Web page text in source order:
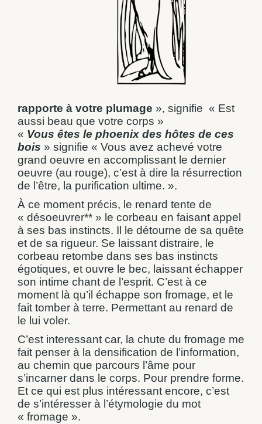
rapporte à votre plumage », signifie « Est
aussi beau que votre corps »
« Vous êtes le phoenix des hôtes de ces
bois » signifie « Vous avez achevé votre
grand oeuvre en accomplissant le dernier
oeuvre (au rouge), c’est à dire la résurrection
de l’être, la purification ultime. ».
À ce moment précis, le renard tente de
« désoeuvrer** » le corbeau en faisant appel
à ses bas instincts. Il le détourne de sa quête
et de sa rigueur. Se laissant distraire, le
corbeau retombe dans ses bas instincts
égotiques, et ouvre le bec, laissant échapper
son intime chant de l’esprit. C’est à ce
moment là qu’il échappe son fromage, et le
fait tomber à terre. Permettant au renard de
le lui voler.
C’est interessant car, la chute du fromage me
fait penser à la densification de l’information,
au chemin que parcours l’âme pour
s’incarner dans le corps. Pour prendre forme.
Et ce qui est plus intéressant encore, c’est
de s’intéresser à l’étymologie du mot
« fromage ».